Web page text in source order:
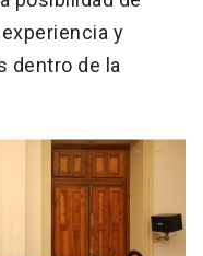
y
dentro de la